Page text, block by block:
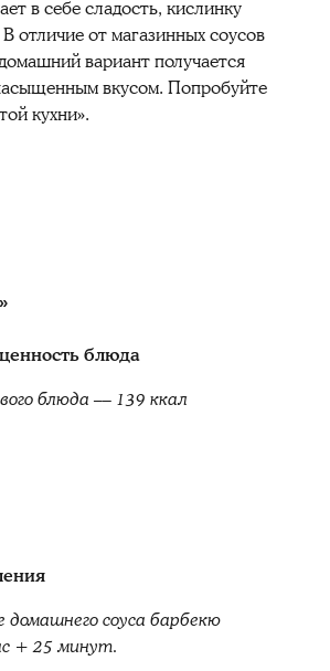
в себе сладость, кислинку
отличие от магазинных соусов
вариант получается
вкусом. Попробуйте
кухни».
блюда
блюда –– 139 ккал
соуса барбекю
+ 25 минут.